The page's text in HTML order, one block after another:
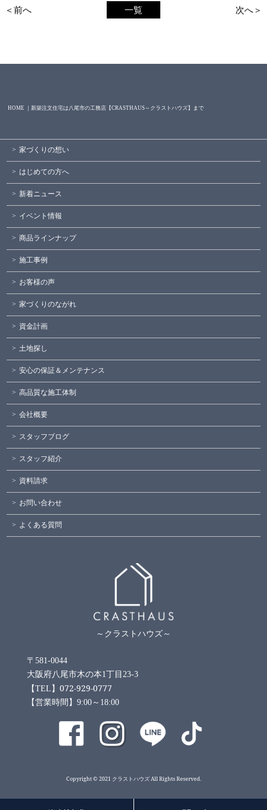
一覧
＜前へ 次へ＞
HOME ｜新築注文住宅は八尾市の工務店【CRASTHAUS～クラストハウズ】まで
家づくりの想い
はじめての方へ
新着ニュース
イベント情報
商品ラインナップ
施工事例
お客様の声
家づくりのながれ
資金計画
土地探し
安心の保証＆メンテナンス
高品質な施工体制
会社概要
スタッフブログ
スタッフ紹介
資料請求
お問い合わせ
よくある質問
～クラストハウズ～
〒581-0044
大阪府八尾市木の本1丁目23-3
【TEL】072-929-0777
【営業時間】9:00～18:00
Copyright © 2021 クラストハウズ All Rights Reserved.